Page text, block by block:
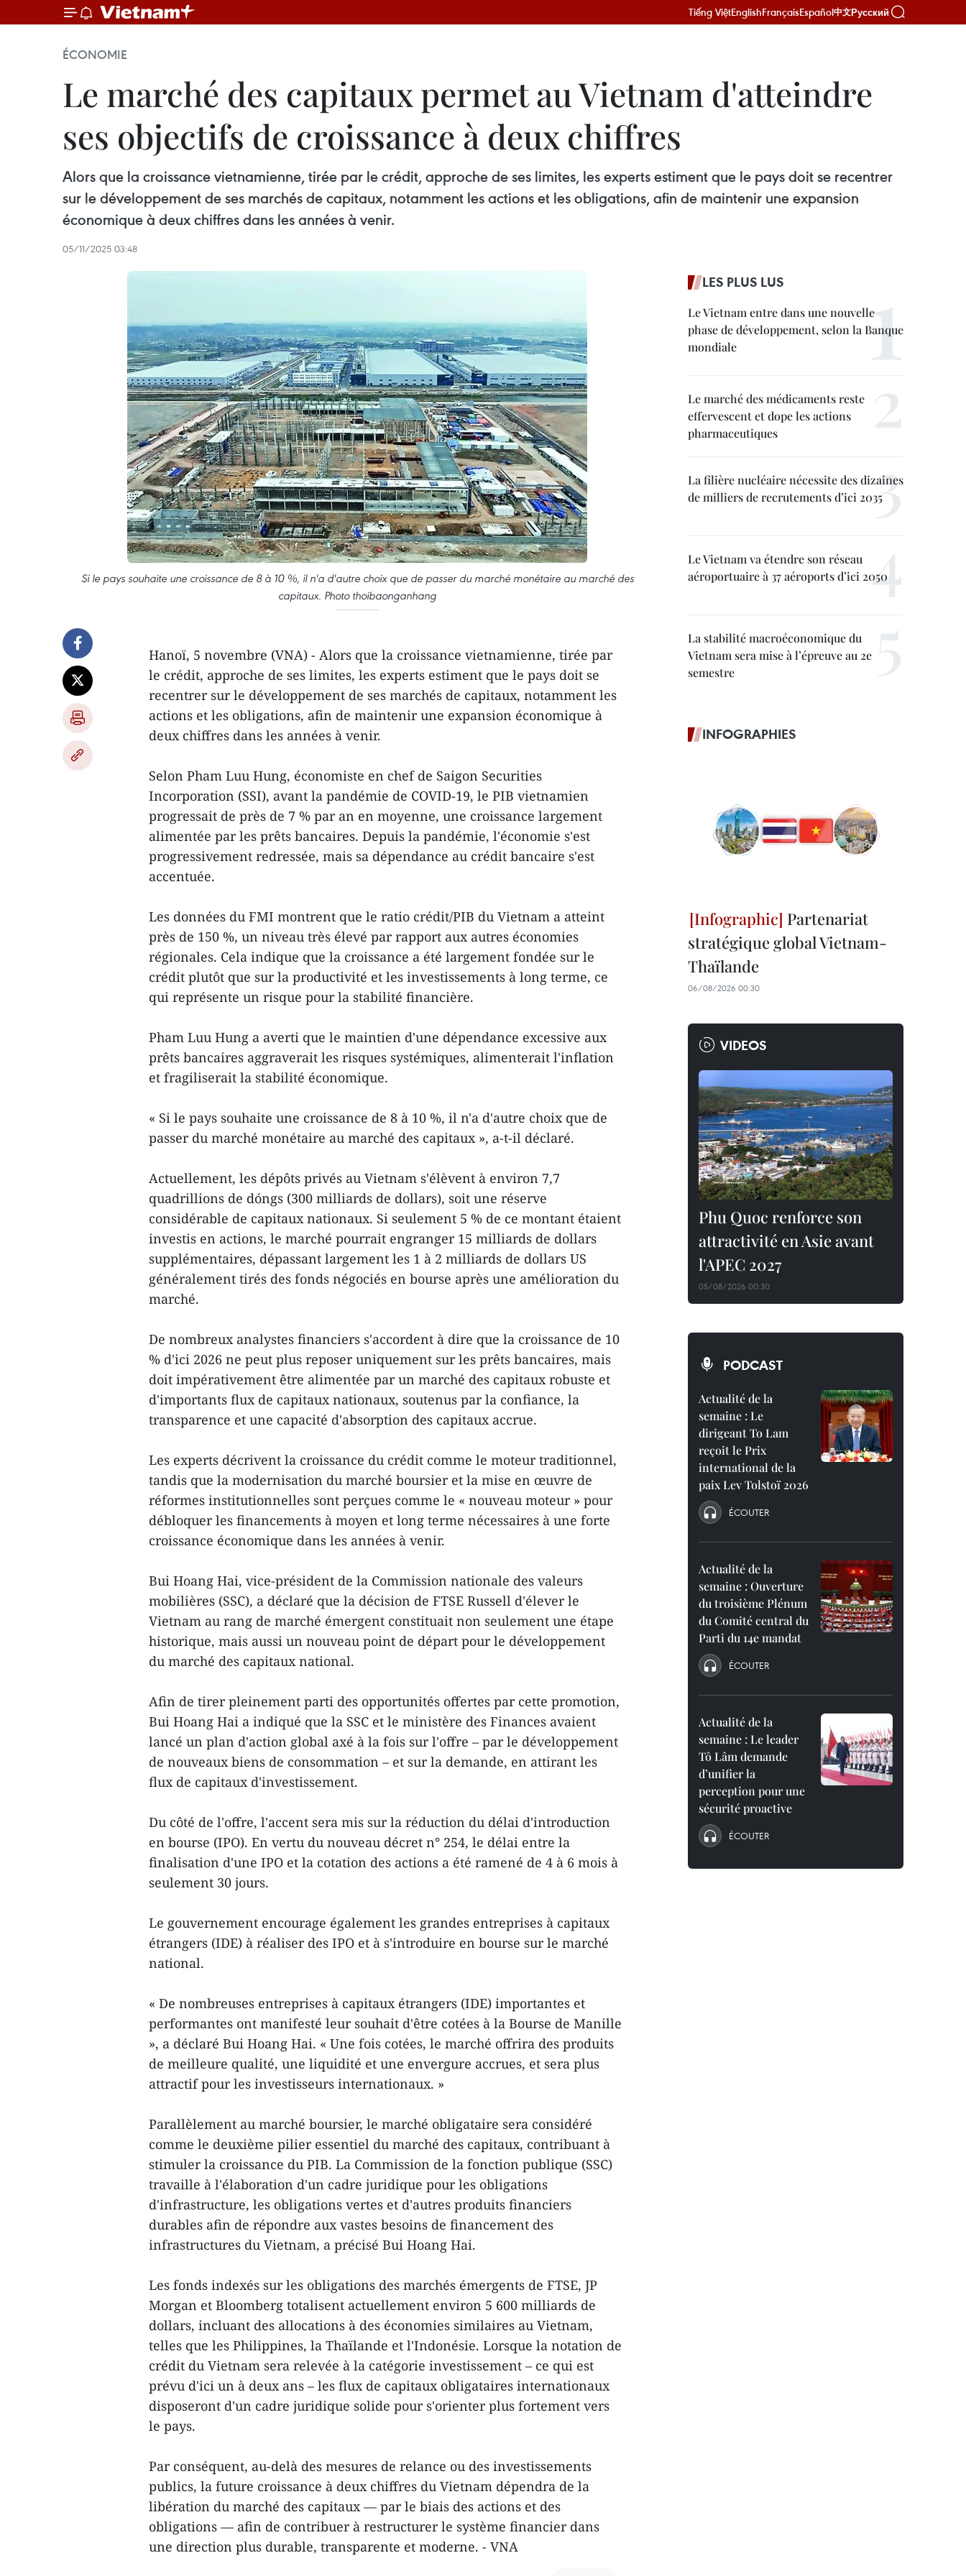
Tiếng ViệtEnglishFrançaisEspañol中文Русский
ÉCONOMIE
Le marché des capitaux permet au Vietnam d'atteindre
ses objectifs de croissance à deux chiffres
Alors que la croissance vietnamienne, tirée par le crédit, approche de ses limites, les experts estiment que le pays doit se recentrer
sur le développement de ses marchés de capitaux, notamment les actions et les obligations, afin de maintenir une expansion
économique à deux chiffres dans les années à venir.
05/11/2025 03:48
Si le pays souhaite une croissance de 8 à 10 %, il n'a d'autre choix que de passer du marché monétaire au marché des
capitaux. Photo thoibaonganhang
Hanoï, 5 novembre (VNA) - Alors que la croissance vietnamienne, tirée par
le crédit, approche de ses limites, les experts estiment que le pays doit se
recentrer sur le développement de ses marchés de capitaux, notamment les
actions et les obligations, afin de maintenir une expansion économique à
deux chiffres dans les années à venir.
Selon Pham Luu Hung, économiste en chef de Saigon Securities
Incorporation (SSI), avant la pandémie de COVID-19, le PIB vietnamien
progressait de près de 7 % par an en moyenne, une croissance largement
alimentée par les prêts bancaires. Depuis la pandémie, l'économie s'est
progressivement redressée, mais sa dépendance au crédit bancaire s'est
accentuée.
Les données du FMI montrent que le ratio crédit/PIB du Vietnam a atteint
près de 150 %, un niveau très élevé par rapport aux autres économies
régionales. Cela indique que la croissance a été largement fondée sur le
crédit plutôt que sur la productivité et les investissements à long terme, ce
qui représente un risque pour la stabilité financière.
Pham Luu Hung a averti que le maintien d'une dépendance excessive aux
prêts bancaires aggraverait les risques systémiques, alimenterait l'inflation
et fragiliserait la stabilité économique.
« Si le pays souhaite une croissance de 8 à 10 %, il n'a d'autre choix que de
passer du marché monétaire au marché des capitaux », a-t-il déclaré.
Actuellement, les dépôts privés au Vietnam s'élèvent à environ 7,7
quadrillions de dóngs (300 milliards de dollars), soit une réserve
considérable de capitaux nationaux. Si seulement 5 % de ce montant étaient
investis en actions, le marché pourrait engranger 15 milliards de dollars
supplémentaires, dépassant largement les 1 à 2 milliards de dollars US
généralement tirés des fonds négociés en bourse après une amélioration du
marché.
De nombreux analystes financiers s'accordent à dire que la croissance de 10
% d'ici 2026 ne peut plus reposer uniquement sur les prêts bancaires, mais
doit impérativement être alimentée par un marché des capitaux robuste et
d'importants flux de capitaux nationaux, soutenus par la confiance, la
transparence et une capacité d'absorption des capitaux accrue.
Les experts décrivent la croissance du crédit comme le moteur traditionnel,
tandis que la modernisation du marché boursier et la mise en œuvre de
réformes institutionnelles sont perçues comme le « nouveau moteur » pour
débloquer les financements à moyen et long terme nécessaires à une forte
croissance économique dans les années à venir.
Bui Hoang Hai, vice-président de la Commission nationale des valeurs
mobilières (SSC), a déclaré que la décision de FTSE Russell d'élever le
Vietnam au rang de marché émergent constituait non seulement une étape
historique, mais aussi un nouveau point de départ pour le développement
du marché des capitaux national.
Afin de tirer pleinement parti des opportunités offertes par cette promotion,
Bui Hoang Hai a indiqué que la SSC et le ministère des Finances avaient
lancé un plan d'action global axé à la fois sur l'offre – par le développement
de nouveaux biens de consommation – et sur la demande, en attirant les
flux de capitaux d'investissement.
Du côté de l'offre, l'accent sera mis sur la réduction du délai d'introduction
en bourse (IPO). En vertu du nouveau décret n° 254, le délai entre la
finalisation d'une IPO et la cotation des actions a été ramené de 4 à 6 mois à
seulement 30 jours.
Le gouvernement encourage également les grandes entreprises à capitaux
étrangers (IDE) à réaliser des IPO et à s'introduire en bourse sur le marché
national.
« De nombreuses entreprises à capitaux étrangers (IDE) importantes et
performantes ont manifesté leur souhait d'être cotées à la Bourse de Manille
», a déclaré Bui Hoang Hai. « Une fois cotées, le marché offrira des produits
de meilleure qualité, une liquidité et une envergure accrues, et sera plus
attractif pour les investisseurs internationaux. »
Parallèlement au marché boursier, le marché obligataire sera considéré
comme le deuxième pilier essentiel du marché des capitaux, contribuant à
stimuler la croissance du PIB. La Commission de la fonction publique (SSC)
travaille à l'élaboration d'un cadre juridique pour les obligations
d'infrastructure, les obligations vertes et d'autres produits financiers
durables afin de répondre aux vastes besoins de financement des
infrastructures du Vietnam, a précisé Bui Hoang Hai.
Les fonds indexés sur les obligations des marchés émergents de FTSE, JP
Morgan et Bloomberg totalisent actuellement environ 5 600 milliards de
dollars, incluant des allocations à des économies similaires au Vietnam,
telles que les Philippines, la Thaïlande et l'Indonésie. Lorsque la notation de
crédit du Vietnam sera relevée à la catégorie investissement – ce qui est
prévu d'ici un à deux ans – les flux de capitaux obligataires internationaux
disposeront d'un cadre juridique solide pour s'orienter plus fortement vers
le pays.
Par conséquent, au-delà des mesures de relance ou des investissements
publics, la future croissance à deux chiffres du Vietnam dépendra de la
libération du marché des capitaux — par le biais des actions et des
obligations — afin de contribuer à restructurer le système financier dans
une direction plus durable, transparente et moderne. - VNA
LES PLUS LUS
Le Vietnam entre dans une nouvelle
phase de développement, selon la Banque
mondiale
Le marché des médicaments reste
effervescent et dope les actions
pharmaceutiques
La filière nucléaire nécessite des dizaines
de milliers de recrutements d’ici 2035
Le Vietnam va étendre son réseau
aéroportuaire à 37 aéroports d’ici 2050
La stabilité macroéconomique du
Vietnam sera mise à l’épreuve au 2e
semestre
INFOGRAPHIES
Partenariat
stratégique global Vietnam-
Thaïlande
06/08/2026 00:30
VIDEOS
Phu Quoc renforce son
attractivité en Asie avant
l'APEC 2027
05/08/2026 00:30
PODCAST
Actualité de la
semaine : Le
dirigeant To Lam
reçoit le Prix
international de la
paix Lev Tolstoï 2026
ÉCOUTER
Actualité de la
semaine : Ouverture
du troisième Plénum
du Comité central du
Parti du 14e mandat
ÉCOUTER
Actualité de la
semaine : Le leader
Tô Lâm demande
d’unifier la
perception pour une
sécurité proactive
ÉCOUTER